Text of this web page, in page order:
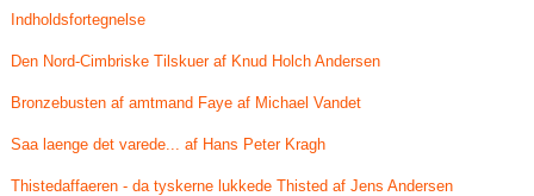
Indholdsfortegnelse
Den Nord-Cimbriske Tilskuer af Knud Holch Andersen
Bronzebusten af amtmand Faye af Michael Vandet
Saa laenge det varede... af Hans Peter Kragh
Thistedaffaeren - da tyskerne lukkede Thisted af Jens Andersen